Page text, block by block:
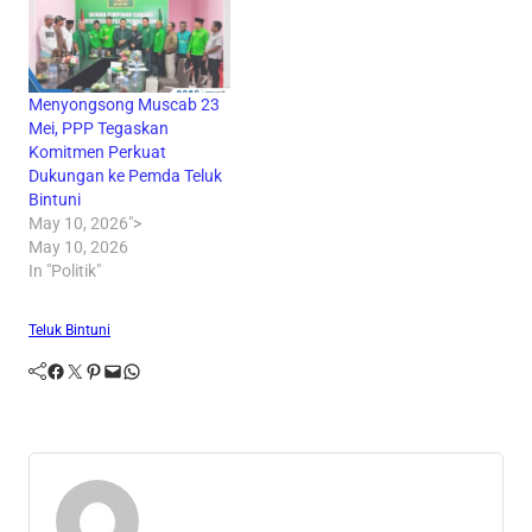
Menyongsong Muscab 23
Mei, PPP Tegaskan
Komitmen Perkuat
Dukungan ke Pemda Teluk
Bintuni
May 10, 2026">
May 10, 2026
In "Politik"
Teluk Bintuni
Facebook Twitter Pinterest Mail WhatsApp